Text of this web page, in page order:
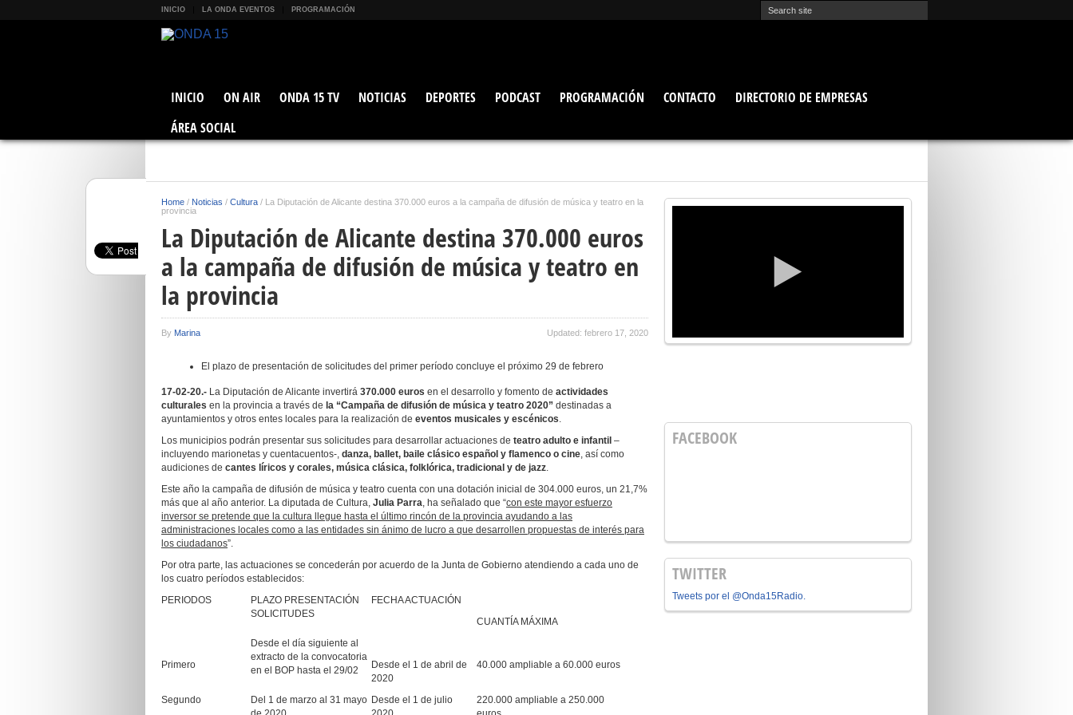
INICIO LA ONDA EVENTOS PROGRAMACIÓN
INICIO ON AIR ONDA 15 TV NOTICIAS DEPORTES PODCAST PROGRAMACIÓN CONTACTO
DIRECTORIO DE EMPRESAS
ÁREA SOCIAL
Home / Noticias / Cultura / La Diputación de Alicante destina 370.000 euros a la campaña de difusión de música y teatro en la
provincia
La Diputación de Alicante destina 370.000 euros
a la campaña de difusión de música y teatro en
la provincia
By Marina Updated: febrero 17, 2020
El plazo de presentación de solicitudes del primer período concluye el próximo 29 de febrero
17-02-20.- La Diputación de Alicante invertirá 370.000 euros en el desarrollo y fomento de actividades
culturales en la provincia a través de la “Campaña de difusión de música y teatro 2020” destinadas a
ayuntamientos y otros entes locales para la realización de eventos musicales y escénicos.
Los municipios podrán presentar sus solicitudes para desarrollar actuaciones de teatro adulto e infantil –
incluyendo marionetas y cuentacuentos-, danza, ballet, baile clásico español y flamenco o cine, así como
audiciones de cantes líricos y corales, música clásica, folklórica, tradicional y de jazz.
Este año la campaña de difusión de música y teatro cuenta con una dotación inicial de 304.000 euros, un 21,7%
más que al año anterior. La diputada de Cultura, Julia Parra, ha señalado que “con este mayor esfuerzo
inversor se pretende que la cultura llegue hasta el último rincón de la provincia ayudando a las
administraciones locales como a las entidades sin ánimo de lucro a que desarrollen propuestas de interés para
los ciudadanos”.
Por otra parte, las actuaciones se concederán por acuerdo de la Junta de Gobierno atendiendo a cada uno de
los cuatro períodos establecidos:
PERIODOS
PLAZO PRESENTACIÓN
SOLICITUDES
FECHA ACTUACIÓN
CUANTÍA MÁXIMA
Primero
Desde el día siguiente al
extracto de la convocatoria
en el BOP hasta el 29/02
Desde el 1 de abril de
2020
40.000 ampliable a 60.000 euros
Segundo
Del 1 de marzo al 31 mayo Desde el 1 de julio
220.000 ampliable a 250.000
FACEBOOK
TWITTER
Tweets por el @Onda15Radio.